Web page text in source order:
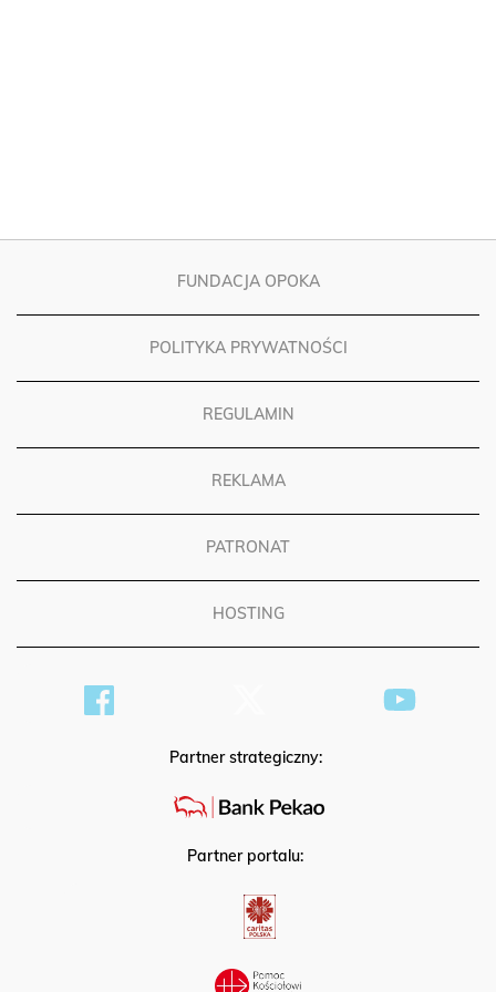
FUNDACJA OPOKA
Partner strategiczny:
Partner portalu: